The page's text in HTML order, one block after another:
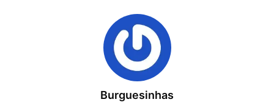
Burguesinhas